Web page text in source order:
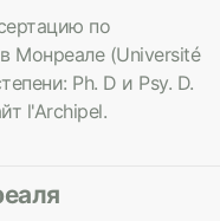
по
Монреале (Université
Ph. D и Psy. D.
l'Archipel.